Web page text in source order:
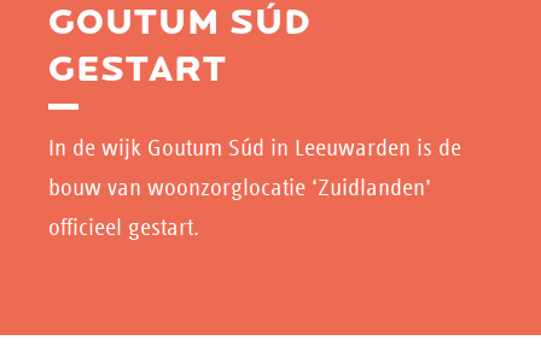
GOUTUM SÚD
GESTART
In de wijk Goutum Súd in Leeuwarden is de
bouw van woonzorglocatie ‘Zuidlanden’
officieel gestart.